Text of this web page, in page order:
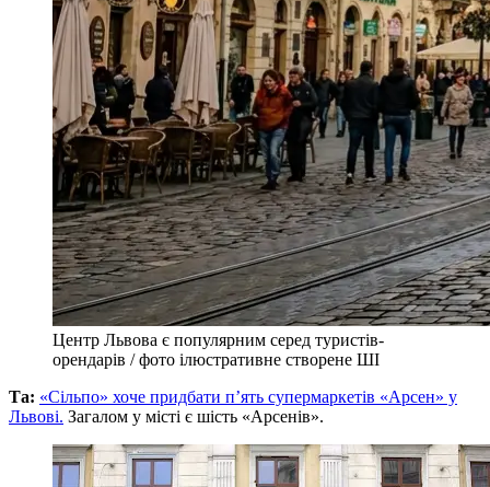
Центр Львова є популярним серед туристів-
орендарів / фото ілюстративне створене ШІ
Та: «Сільпо» хоче придбати п’ять супермаркетів «Арсен» у
Львові. Загалом у місті є шість «Арсенів».